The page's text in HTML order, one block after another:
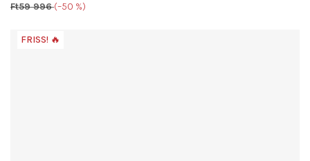
Ft59 996 (–50 %)
FRISS! 🔥